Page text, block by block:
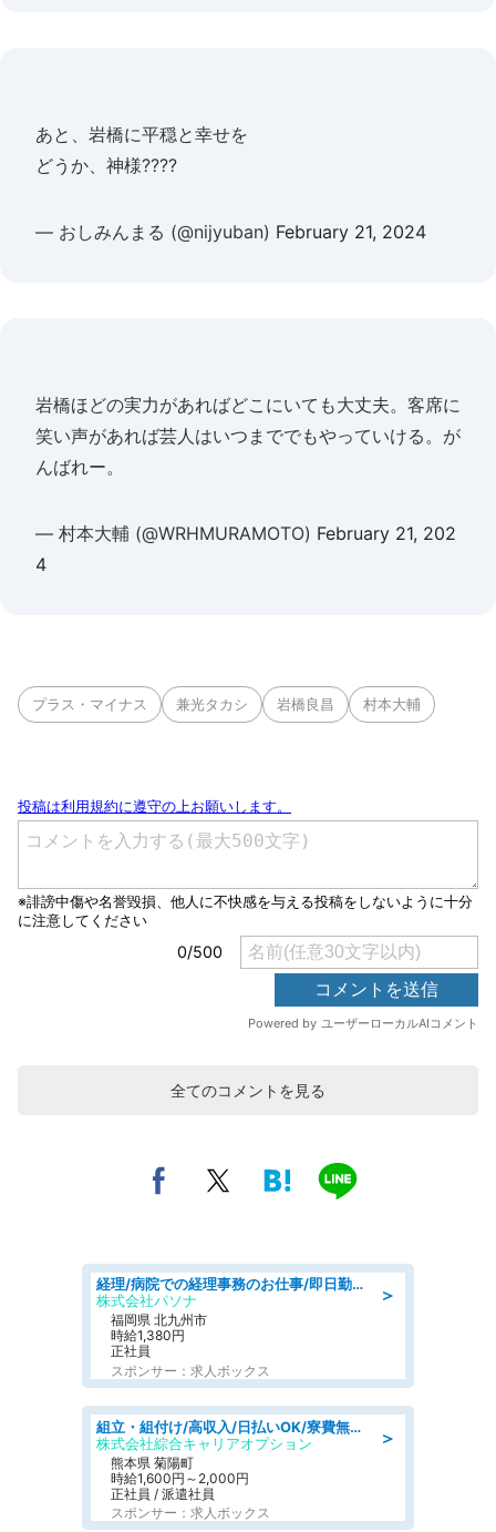
あと、岩橋に平穏と幸せを
どうか、神様????
— おしみんまる (@nijyuban) February 21, 2024
岩橋ほどの実力があればどこにいても大丈夫。客席に
笑い声があれば芸人はいつまででもやっていける。が
んばれー。
— 村本大輔 (@WRHMURAMOTO) February 21, 202
4
プラス・マイナス 兼光タカシ 岩橋良昌 村本大輔
全てのコメントを見る
＞
経理/病院での経理事務のお仕事/即日勤務可/車通勤可/経理/一般事務
株式会社パソナ
福岡県 北九州市
時給1,380円
正社員
スポンサー：求人ボックス
＞
組立・組付け/高収入/日払いOK/寮費無料/交替制/20・30・40代活躍中
株式会社綜合キャリアオプション
熊本県 菊陽町
時給1,600円～2,000円
正社員 / 派遣社員
スポンサー：求人ボックス